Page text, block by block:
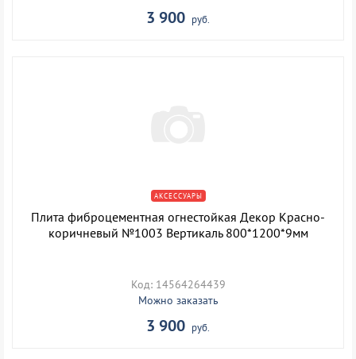
3 900 руб.
АКСЕССУАРЫ
Плита фиброцементная огнестойкая Декор Красно-
коричневый №1003 Вертикаль 800*1200*9мм
Код: 14564264439
Можно заказать
3 900 руб.